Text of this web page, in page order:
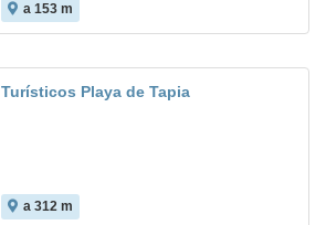
a 153 m
Turísticos Playa de Tapia
a 312 m